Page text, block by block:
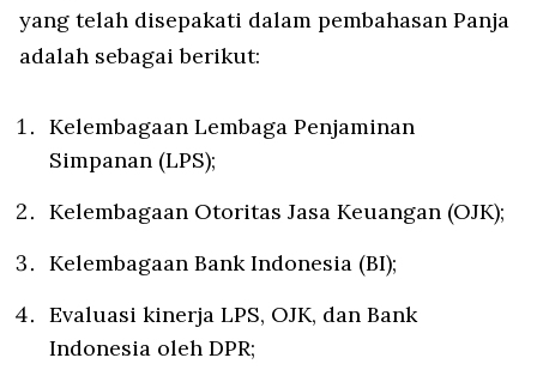
yang telah disepakati dalam pembahasan Panja
adalah sebagai berikut:
⁠Kelembagaan Lembaga Penjaminan
Simpanan (LPS);
Kelembagaan Otoritas Jasa Keuangan (OJK);
Kelembagaan Bank Indonesia (BI);
Evaluasi kinerja LPS, OJK, dan Bank
Indonesia oleh DPR;